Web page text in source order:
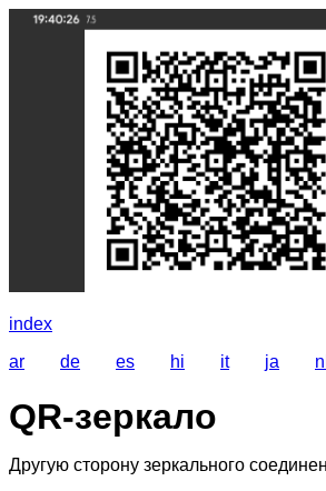
index
ar
de es hi it ja nl
QR-зеркало
Другую сторону зеркального